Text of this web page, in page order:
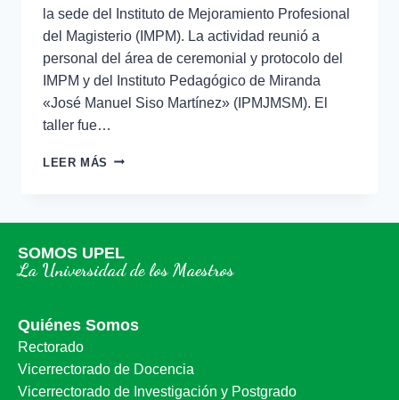
la sede del Instituto de Mejoramiento Profesional
del Magisterio (IMPM). La actividad reunió a
personal del área de ceremonial y protocolo del
IMPM y del Instituto Pedagógico de Miranda
«José Manuel Siso Martínez» (IPMJMSM). El
taller fue…
LEER MÁS
SOMOS UPEL
La Universidad de los Maestros
Quiénes Somos
Rectorado
Vicerrectorado de Docencia
Vicerrectorado de Investigación y Postgrado